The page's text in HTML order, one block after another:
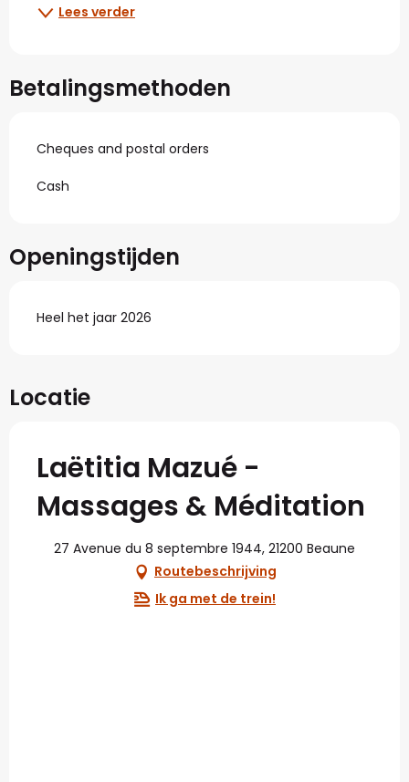
Lees verder
Betalingsmethoden
Cheques and postal orders
Cash
Openingstijden
Heel het jaar 2026
Locatie
Laëtitia Mazué -
Massages & Méditation
27 Avenue du 8 septembre 1944, 21200 Beaune
Routebeschrijving
Ik ga met de trein!